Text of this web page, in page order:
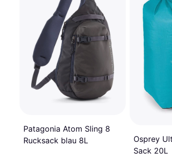
Patagonia Atom Sling 8
Rucksack blau 8L
Osprey
Sack 20L